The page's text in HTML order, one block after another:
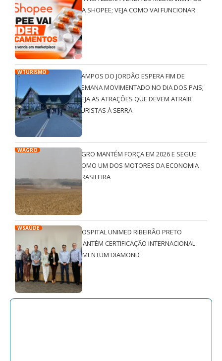
NA SHOPEE; VEJA COMO VAI FUNCIONAR
WTURISMO
CAMPOS DO JORDÃO ESPERA FIM DE
SEMANA MOVIMENTADO NO DIA DOS PAIS;
VEJA AS ATRAÇÕES QUE DEVEM ATRAIR
TURISTAS À SERRA
WAGRO
AGRO MANTÉM FORÇA EM 2026 E SEGUE
COMO UM DOS MOTORES DA ECONOMIA
BRASILEIRA
WSAÚDE
HOSPITAL UNIMED RIBEIRÃO PRETO
MANTÉM CERTIFICAÇÃO INTERNACIONAL
QMENTUM DIAMOND